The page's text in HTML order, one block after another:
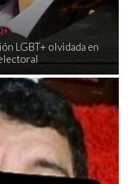
LGBT+ olvidada en